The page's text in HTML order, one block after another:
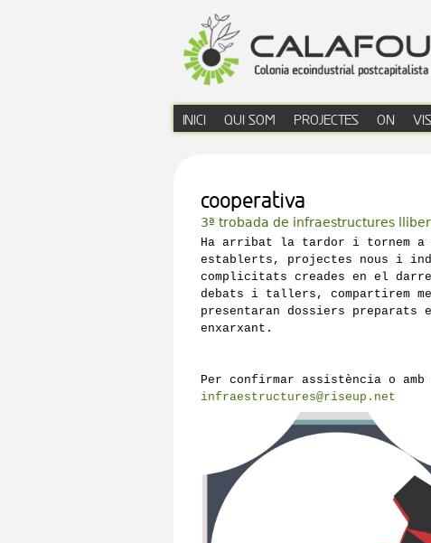
cooperativa
3ª trobada de infraestructures
Ha arribat la tardor i tornem a
establerts, projectes nous i
complicitats creades en el
debats i tallers, compartirem
presentaran dossiers preparats
enxarxant.
infraestructures@riseup.net
menú principal
INICI QUI SOM PROJECTES ON